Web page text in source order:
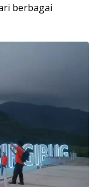
berbagai